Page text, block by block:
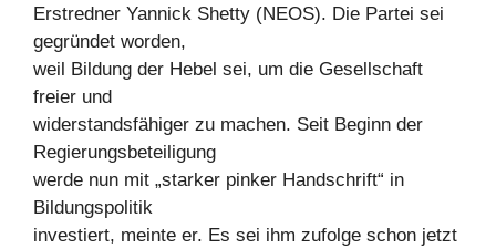
Erstredner Yannick Shetty (NEOS). Die Partei sei
gegründet worden,
weil Bildung der Hebel sei, um die Gesellschaft
freier und
widerstandsfähiger zu machen. Seit Beginn der
Regierungsbeteiligung
werde nun mit „starker pinker Handschrift“ in
Bildungspolitik
investiert, meinte er. Es sei ihm zufolge schon jetzt